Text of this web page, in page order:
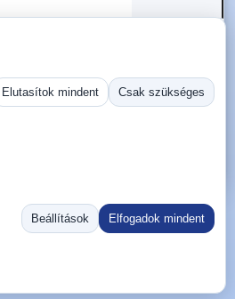
szegecs (Ø x H) 2.5 mm x
Ugrás:
Rendezés:
Elutasítok mindent Csak szükséges
Beállítások Elfogadok mindent